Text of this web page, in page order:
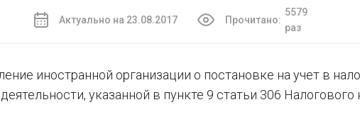
Актуально на 23.08.2017 Прочитано:
5579
раз
иностранной организации о постановке на учет в
указанной в пункте 9 статьи 306 Налогового